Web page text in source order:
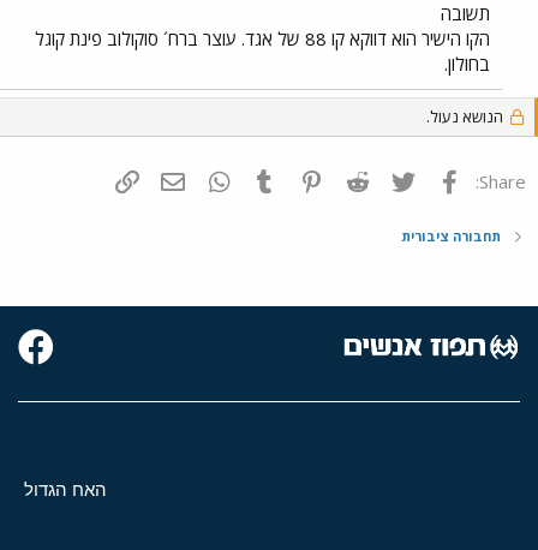
תשובה
הקו הישיר הוא דווקא קו 88 של אגד. עוצר ברח´ סוקולוב פינת קוגל
בחולון.
הנושא נעול.
Share: פייסבוק Twitter
Reddit
Pinterest
Tumblr
WhatsAppדואר אלקטרוני
תחבורה ציבורית
האח הגדול